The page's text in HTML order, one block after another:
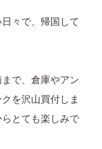
々で、帰国して
で、倉庫やアン
を沢山買付しま
とても楽しみで